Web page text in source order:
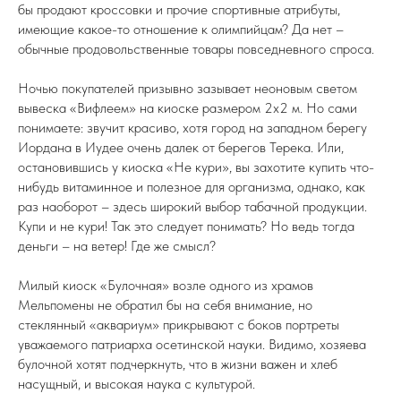
бы продают кроссовки и прочие спортивные атрибуты,
имеющие какое-то отношение к олимпийцам? Да нет –
обычные продовольственные товары повседневного спроса.
Ночью покупателей призывно зазывает неоновым светом
вывеска «Вифлеем» на киоске размером 2х2 м. Но сами
понимаете: звучит красиво, хотя город на западном берегу
Иордана в Иудее очень далек от берегов Терека. Или,
остановившись у киоска «Не кури», вы захотите купить что-
нибудь витаминное и полезное для организма, однако, как
раз наоборот – здесь широкий выбор табачной продукции.
Купи и не кури! Так это следует понимать? Но ведь тогда
деньги – на ветер! Где же смысл?
Милый киоск «Булочная» возле одного из храмов
Мельпомены не обратил бы на себя внимание, но
стеклянный «аквариум» прикрывают с боков портреты
уважаемого патриарха осетинской науки. Видимо, хозяева
булочной хотят подчеркнуть, что в жизни важен и хлеб
насущный, и высокая наука с культурой.